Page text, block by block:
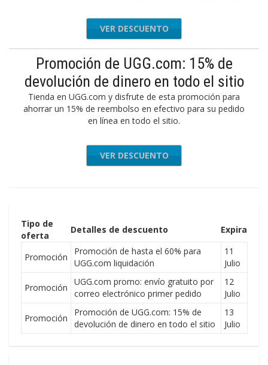
VER DESCUENTO
Promoción de UGG.com: 15% de
devolución de dinero en todo el sitio
Tienda en UGG.com y disfrute de esta promoción para
ahorrar un 15% de reembolso en efectivo para su pedido
en línea en todo el sitio.
VER DESCUENTO
Tipo de
oferta
Detalles de descuento Expira
Promoción
Promoción de hasta el 60% para
UGG.com liquidación
11
Julio
Promoción
UGG.com promo: envío gratuito por
correo electrónico primer pedido
12
Julio
Promoción
Promoción de UGG.com: 15% de
devolución de dinero en todo el sitio
13
Julio